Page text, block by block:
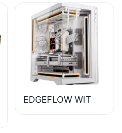
desktop-pc-
voeding met 85%
rendement en 80+
bronzen
certificering
ESB650W
EDGEFLOW WIT